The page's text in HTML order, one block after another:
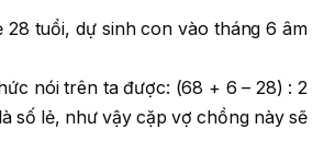
28 tuổi, dự sinh con vào tháng 6 âm
nói trên ta được: (68 + 6 – 28) : 2
số lẻ, như vậy cặp vợ chồng này sẽ